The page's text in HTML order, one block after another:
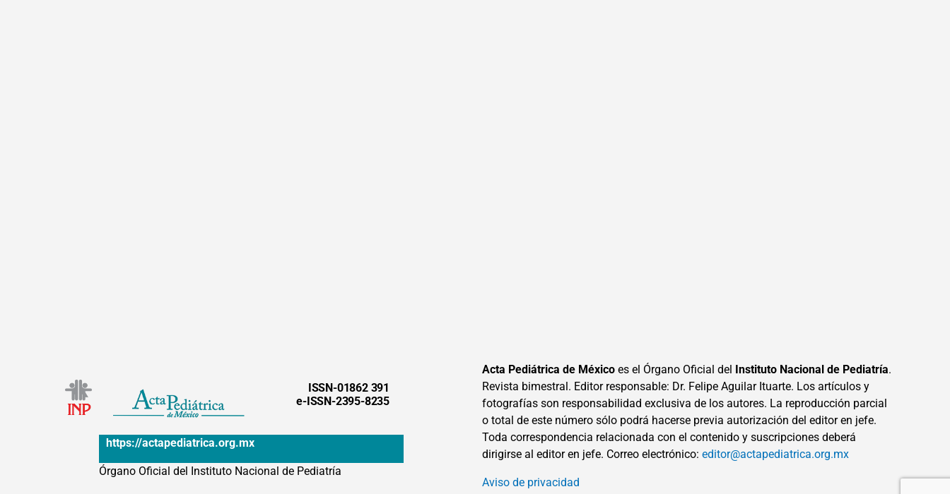
ISSN-01862 391
e-ISSN-2395-8235
https://actapediatrica.org.mx
Órgano Oficial del Instituto Nacional de Pediatría
Acta Pediátrica de México es el Órgano Oficial del Instituto Nacional de Pediatría.
Revista bimestral. Editor responsable: Dr. Felipe Aguilar Ituarte. Los artículos y
fotografías son responsabilidad exclusiva de los autores. La reproducción parcial
o total de este número sólo podrá hacerse previa autorización del editor en jefe.
Toda correspondencia relacionada con el contenido y suscripciones deberá
dirigirse al editor en jefe. Correo electrónico: editor@actapediatrica.org.mx
Aviso de privacidad